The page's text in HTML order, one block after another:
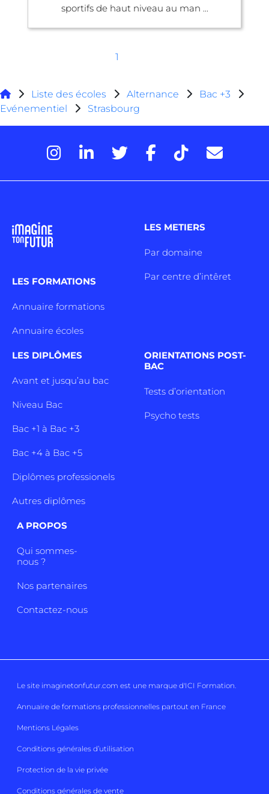
sportifs de haut niveau au man ...
1
Liste des écoles Alternance
Bac +3
Evénementiel
Strasbourg
LES FORMATIONS
Annuaire formations
Annuaire écoles
LES METIERS
Par domaine
Par centre d’intêret
LES DIPLÔMES
Avant et jusqu’au bac
Niveau Bac
Bac +1 à Bac +3
Bac +4 à Bac +5
Diplômes professionels
Autres diplômes
ORIENTATIONS POST-
BAC
Tests d’orientation
Psycho tests
A PROPOS
Qui sommes-
nous ?
Nos partenaires
Contactez-nous
Le site imaginetonfutur.com est une marque d'ICI Formation.
Annuaire de formations professionnelles partout en France
Mentions Légales
Conditions générales d’utilisation
Protection de la vie privée
Conditions générales de vente